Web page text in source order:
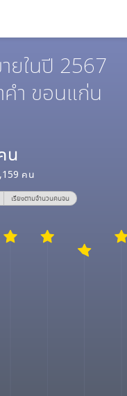
ยในปี 2567
ำ ขอนแก่น
น
คน
เรียงตามจำนวนคนจน